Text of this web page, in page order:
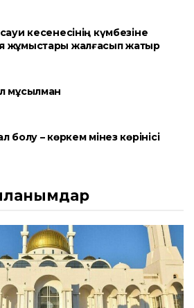
кесенесінің күмбезіне
жұмыстары жалғасып жатыр
мұсылман
болу – көркем мінез көрінісі